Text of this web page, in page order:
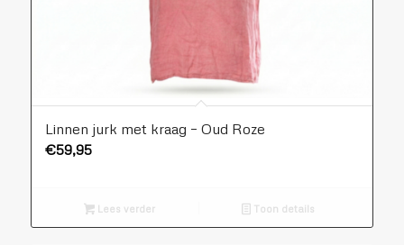
Linnen jurk met kraag – Oud Roze
€59,95
Lees verder Toon details